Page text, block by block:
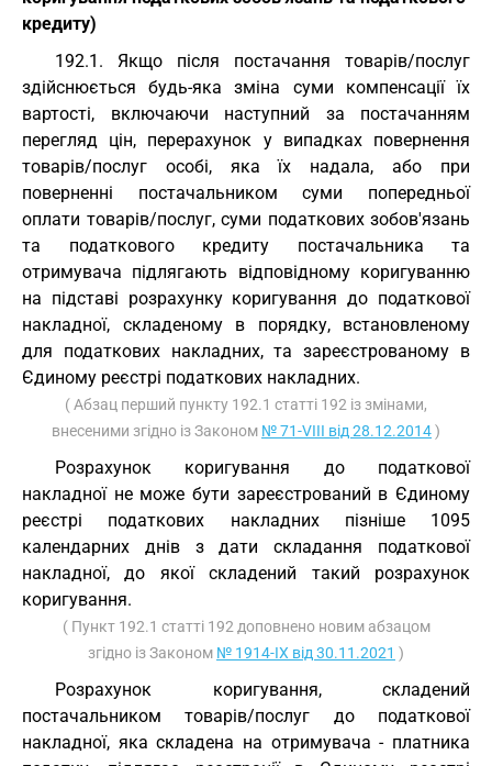
кредиту)
192.1. Якщо після постачання товарів/послуг
здійснюється будь-яка зміна суми компенсації їх
вартості, включаючи наступний за постачанням
перегляд цін, перерахунок у випадках повернення
товарів/послуг особі, яка їх надала, або при
поверненні постачальником суми попередньої
оплати товарів/послуг, суми податкових зобов'язань
та податкового кредиту постачальника та
отримувача підлягають відповідному коригуванню
на підставі розрахунку коригування до податкової
накладної, складеному в порядку, встановленому
для податкових накладних, та зареєстрованому в
Єдиному реєстрі податкових накладних.
( Абзац перший пункту 192.1 статті 192 із змінами,
внесеними згідно із Законом № 71-VIII від 28.12.2014)
Розрахунок коригування до податкової
накладної не може бути зареєстрований в Єдиному
реєстрі податкових накладних пізніше 1095
календарних днів з дати складання податкової
накладної, до якої складений такий розрахунок
коригування.
( Пункт 192.1 статті 192 доповнено новим абзацом
згідно із Законом № 1914-IX від 30.11.2021 )
Розрахунок коригування, складений
постачальником товарів/послуг до податкової
накладної, яка складена на отримувача - платника